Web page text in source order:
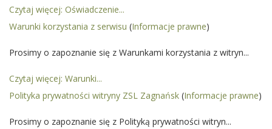
Czytaj więcej: Oświadczenie...
Warunki korzystania z serwisu (Informacje prawne)
Prosimy o zapoznanie się z Warunkami korzystania z witryn...
Czytaj więcej: Warunki...
Polityka prywatności witryny ZSL Zagnańsk (Informacje prawne)
Prosimy o zapoznanie się z Polityką prywatności witryn...